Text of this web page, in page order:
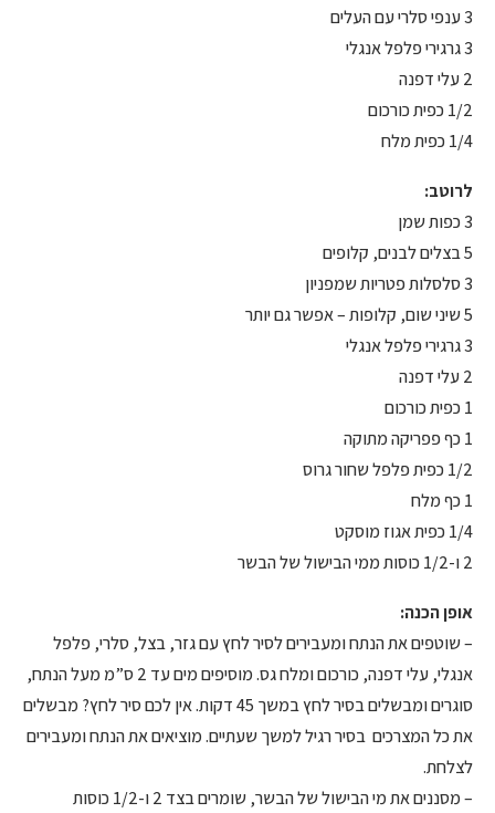
3 ענפי סלרי עם העלים
3 גרגירי פלפל אנגלי
2 עלי דפנה
1/2 כפית כורכום
1/4 כפית מלח
לרוטב:
3 כפות שמן
5 בצלים לבנים, קלופים
3 סלסלות פטריות שמפניון
5 שיני שום, קלופות – אפשר גם יותר
3 גרגירי פלפל אנגלי
2 עלי דפנה
1 כפית כורכום
1 כף פפריקה מתוקה
1/2 כפית פלפל שחור גרוס
1 כף מלח
1/4 כפית אגוז מוסקט
2 ו-1/2 כוסות ממי הבישול של הבשר
אופן הכנה:
– שוטפים את הנתח ומעבירים לסיר לחץ עם גזר, בצל, סלרי, פלפל
אנגלי, עלי דפנה, כורכום ומלח גס. מוסיפים מים עד 2 ס”מ מעל הנתח,
סוגרים ומבשלים בסיר לחץ במשך 45 דקות. אין לכם סיר לחץ? מבשלים
את כל המצרכים בסיר רגיל למשך שעתיים. מוציאים את הנתח ומעבירים
לצלחת.
– מסננים את מי הבישול של הבשר, שומרים בצד 2 ו-1/2 כוסות